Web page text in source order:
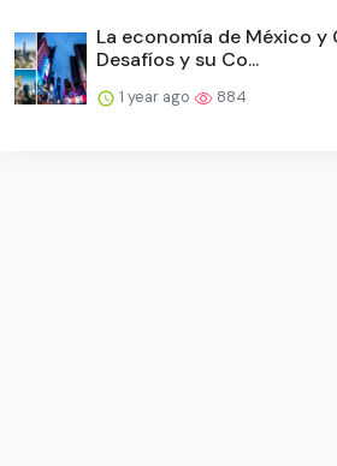
La economía de México y
Desafíos y su Co...
1 year ago 884